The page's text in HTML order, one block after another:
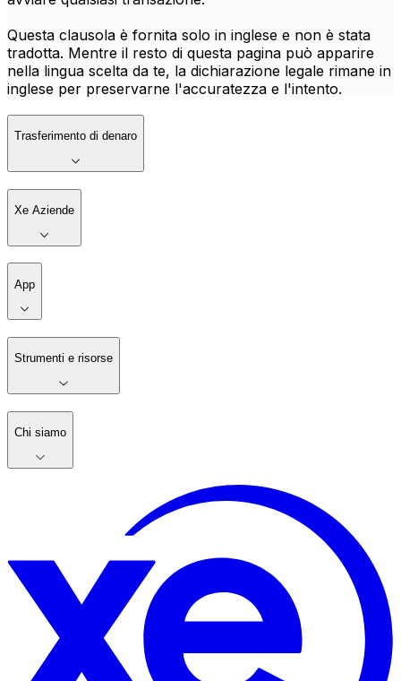
Questa clausola è fornita solo in inglese e non è stata
tradotta. Mentre il resto di questa pagina può apparire
nella lingua scelta da te, la dichiarazione legale rimane in
inglese per preservarne l'accuratezza e l'intento.
Trasferimento di denaro
Xe Aziende
App
Strumenti e risorse
Chi siamo